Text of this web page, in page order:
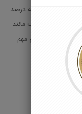
حالیکه اسیدیته درصد
موجود است مانند
قدرت اسیدی مهم